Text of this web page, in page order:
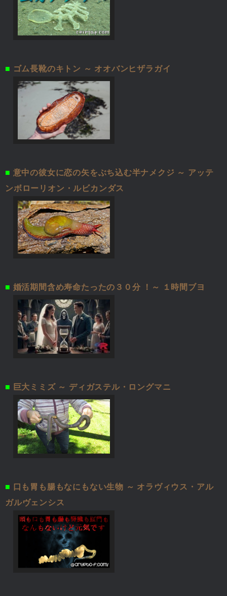
■ ゴム長靴のキトン ～ オオバンヒザラガイ
■ 意中の彼女に恋の矢をぶち込む半ナメクジ ～ アッテ
ンボローリオン・ルビカンダス
■ 婚活期間含め寿命たったの３０分 ！～ １時間ブヨ
■ 巨大ミミズ ～ ディガステル・ロングマニ
■ 口も胃も腸もなにもない生物 ～ オラヴィウス・アル
ガルヴェンシス